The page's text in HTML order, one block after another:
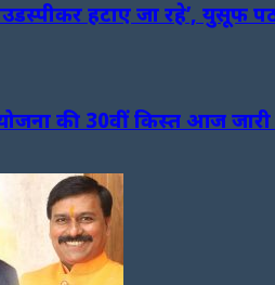
हटाए जा रहे’, युसूफ
की 30वीं किस्त आज